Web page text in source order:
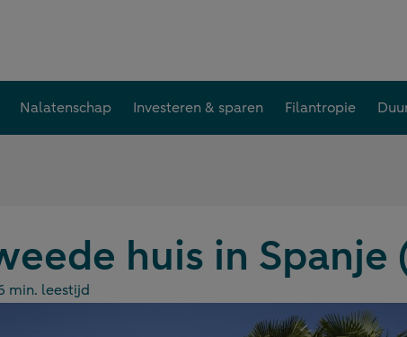
Nalatenschap Investeren & sparen Filantropie
huis in Spanje
min. leestijd